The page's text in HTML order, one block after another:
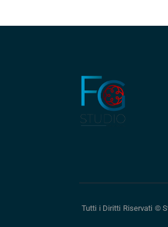
Tutti i Diritti Riservati ©